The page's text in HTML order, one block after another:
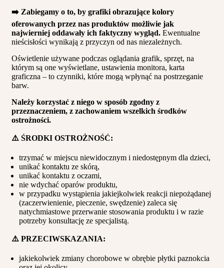
➡️ Zabiegamy o to, by grafiki obrazujące kolory
oferowanych przez nas produktów możliwie jak
najwierniej oddawały ich faktyczny wygląd. Ewentualne
nieścisłości wynikają z przyczyn od nas niezależnych.
Oświetlenie używane podczas oglądania grafik, sprzęt, na
którym są one wyświetlane, ustawienia monitora, karta
graficzna – to czynniki, które mogą wpłynąć na postrzeganie
barw.
Należy korzystać z niego w sposób zgodny z
przeznaczeniem, z zachowaniem wszelkich środków
ostrożności.
⚠️ ŚRODKI OSTROŻNOŚĆ:
trzymać w miejscu niewidocznym i niedostępnym dla dzieci,
unikać kontaktu ze skórą,
unikać kontaktu z oczami,
nie wdychać oparów produktu,
w przypadku wystąpienia jakiejkolwiek reakcji niepożądanej
(zaczerwienienie, pieczenie, swędzenie) zaleca się
natychmiastowe przerwanie stosowania produktu i w razie
potrzeby konsultację ze specjalistą.
⚠️ PRZECIWSKAZANIA:
jakiekolwiek zmiany chorobowe w obrębie płytki paznokcia